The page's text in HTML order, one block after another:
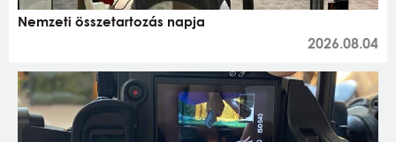
Nemzeti összetartozás napja
2026.08.04